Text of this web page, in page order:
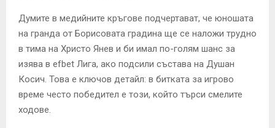
Думите в медийните кръгове подчертават, че юношата
на гранда от Борисовата градина ще се наложи трудно
в тима на Христо Янев и би имал по-голям шанс за
изява в efbet Лига, ако подсили състава на Душан
Косич. Това е ключов детайл: в битката за игрово
време често победител е този, който търси смелите
ходове.